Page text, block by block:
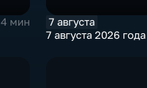
4 мин
7 августа
7 августа 2026 года